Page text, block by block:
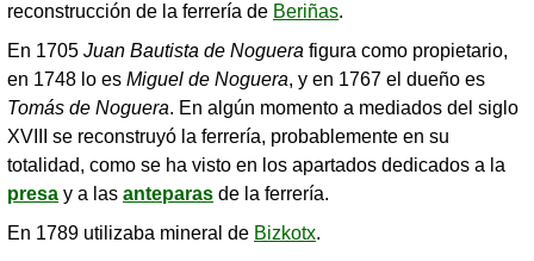
reconstrucción de la ferrería de Beriñas.
En 1705 Juan Bautista de Noguera figura como propietario,
en 1748 lo es Miguel de Noguera, y en 1767 el dueño es
Tomás de Noguera. En algún momento a mediados del siglo
XVIII se reconstruyó la ferrería, probablemente en su
totalidad, como se ha visto en los apartados dedicados a la
presa y a las anteparas de la ferrería.
En 1789 utilizaba mineral de Bizkotx.